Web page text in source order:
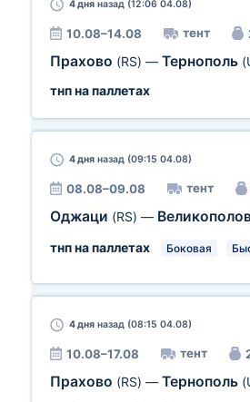
4 дня назад (12:06 04.08)
10.08–14.08 тент
Прахово (RS) — Тернополь
тнп на паллетах
4 дня назад (09:15 04.08)
08.08–09.08 тент
Оджаци (RS) —
тнп на паллетах
Боковая
4 дня назад (08:15 04.08)
10.08–17.08 тент
Прахово (RS) — Тернополь